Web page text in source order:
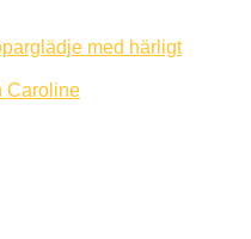
med härligt
Caroline